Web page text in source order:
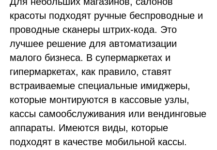
красоты подходят ручные беспроводные и
проводные сканеры штрих-кода. Это
лучшее решение для автоматизации
малого бизнеса. В супермаркетах и
гипермаркетах, как правило, ставят
встраиваемые специальные имиджеры,
которые монтируются в кассовые узлы,
кассы самообслуживания или вендинговые
аппараты. Имеются виды, которые
подходят в качестве мобильной кассы.